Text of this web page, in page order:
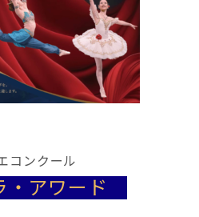
ンクール
・アワード